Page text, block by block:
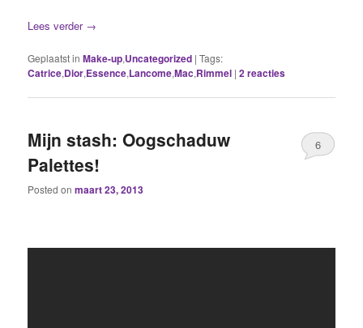
Lees verder →
Geplaatst in Make-up,Uncategorized |Tags:
Catrice,Dior,Essence,Lancome,Mac,Rimmel |2reacties
Mijn stash: Oogschaduw
Palettes!
Posted onmaart 23, 2013
6